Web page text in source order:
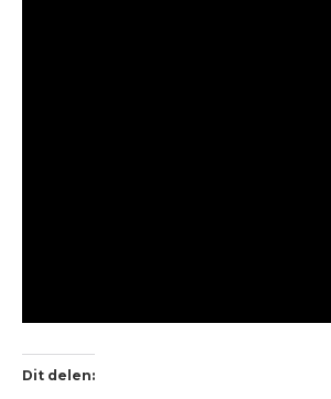
Dit delen: